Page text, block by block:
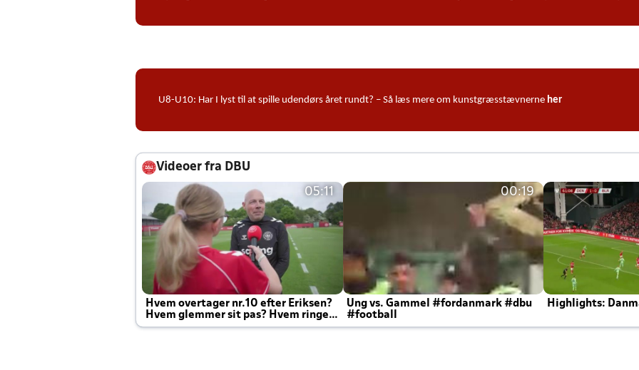
U8-U10: Har I lyst til at spille udendørs året rundt? – Så læs mere om kunstgræsstævnerne her
Videoer fra DBU
05:11
Hvem overtager nr.10 efter Eriksen?
Hvem glemmer sit pas? Hvem ringer
Joachim altid til efter kampe?
00:19
Ung vs. Gammel #fordanmark #dbu
#football
Highlights: